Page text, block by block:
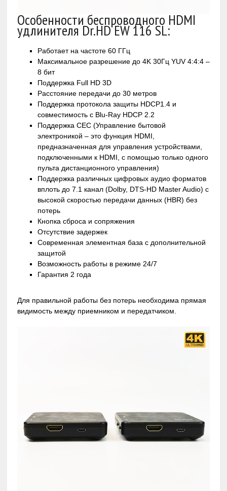
Особенности беспроводного HDMI
удлинителя Dr.HD EW 116 SL:
Работает на частоте 60 ГГц
Максимальное разрешение до 4K 30Гц YUV 4:4:4 –
8 бит
Поддержка Full HD 3D
Расстояние передачи до 30 метров
Поддержка протокола защиты HDCP1.4 и
совместимость с Blu-Ray HDCP 2.2
Поддержка CEC (Управление бытовой
электроникой – это функция HDMI,
предназначенная для управления устройствами,
подключенными к HDMI, с помощью только одного
пульта дистанционного управления)
Поддержка различных цифровых аудио форматов
вплоть до 7.1 канал (Dolby, DTS-HD Master Audio) с
высокой скоростью передачи данных (HBR) без
потерь
Кнопка сброса и сопряжения
Отсутствие задержек
Современная элементная база с дополнительной
защитой
Возможность работы в режиме 24/7
Гарантия 2 года
Для правильной работы без потерь необходима прямая
видимость между приемником и передатчиком.